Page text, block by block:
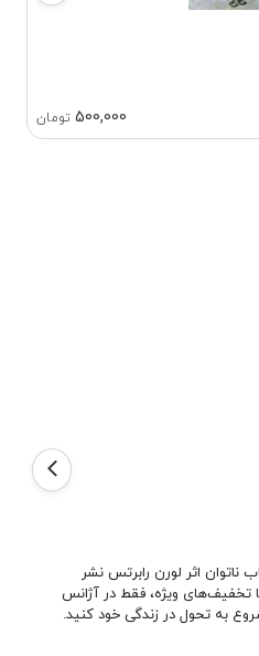
500,000 تومان
ناتوان اثر لورن رابرتس نشر
تخفیف‌های ویژه، فقط در آژانس
به تحول در زندگی خود کنید.